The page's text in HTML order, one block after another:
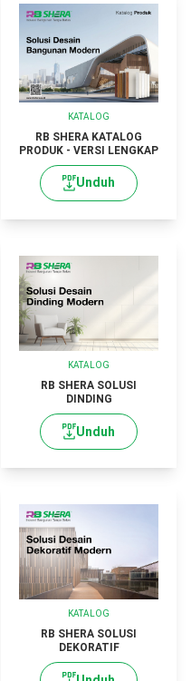
KATALOG
RB SHERA KATALOG
PRODUK - VERSI LENGKAP
Unduh
KATALOG
RB SHERA SOLUSI
DINDING
Unduh
KATALOG
RB SHERA SOLUSI
DEKORATIF